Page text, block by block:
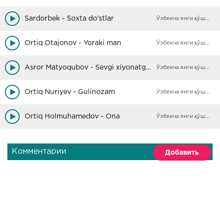
Sardorbek - Soxta do'stlar Ўзбекча янги қўшиқлар
Ortiq Otajonov - Yoraki man Ўзбекча янги қўшиқлар
Asror Matyoqubov - Sevgi xiyonatgacha Ўзбекча янги қўшиқлар
Ortiq Nuriyev - Gulinozam Ўзбекча янги қўшиқлар
Ortiq Holmuhamedov - Ona Ўзбекча янги қўшиқлар
Комментарии Добавить